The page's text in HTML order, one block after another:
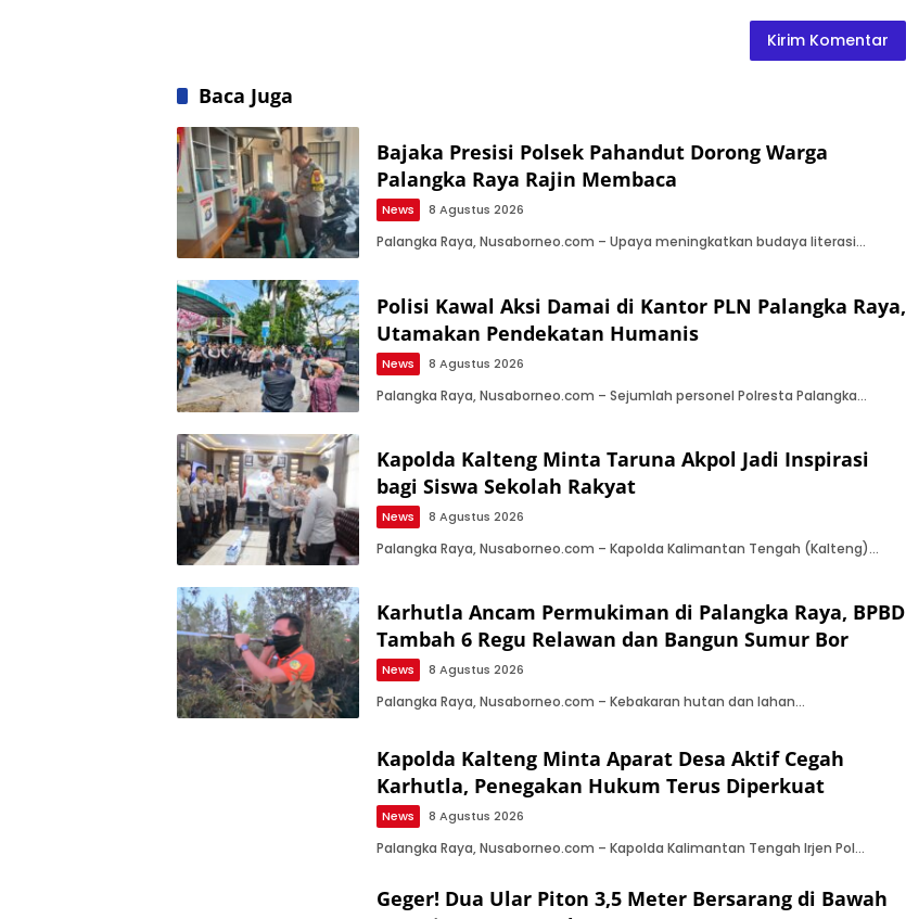
Baca Juga
Bajaka Presisi Polsek Pahandut Dorong Warga
Palangka Raya Rajin Membaca
News 8 Agustus 2026
Palangka Raya, Nusaborneo.com – Upaya meningkatkan budaya literasi…
Polisi Kawal Aksi Damai di Kantor PLN Palangka Raya,
Utamakan Pendekatan Humanis
News 8 Agustus 2026
Palangka Raya, Nusaborneo.com – Sejumlah personel Polresta Palangka…
Kapolda Kalteng Minta Taruna Akpol Jadi Inspirasi
bagi Siswa Sekolah Rakyat
News 8 Agustus 2026
Palangka Raya, Nusaborneo.com – Kapolda Kalimantan Tengah (Kalteng)…
Karhutla Ancam Permukiman di Palangka Raya, BPBD
Tambah 6 Regu Relawan dan Bangun Sumur Bor
News 8 Agustus 2026
Palangka Raya, Nusaborneo.com – Kebakaran hutan dan lahan…
Kapolda Kalteng Minta Aparat Desa Aktif Cegah
Karhutla, Penegakan Hukum Terus Diperkuat
News 8 Agustus 2026
Palangka Raya, Nusaborneo.com – Kapolda Kalimantan Tengah Irjen Pol…
Geger! Dua Ular Piton 3,5 Meter Bersarang di Bawah